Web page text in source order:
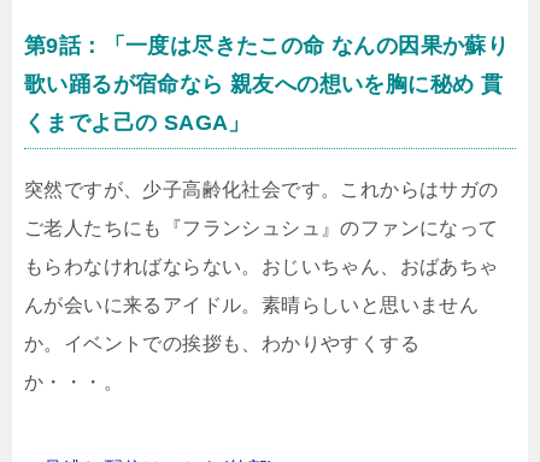
第9話：「一度は尽きたこの命 なんの因果か蘇り
歌い踊るが宿命なら 親友への想いを胸に秘め 貫
くまでよ己の SAGA」
突然ですが、少子高齢化社会です。これからはサガの
ご老人たちにも『フランシュシュ』のファンになって
もらわなければならない。おじいちゃん、おばあちゃ
んが会いに来るアイドル。素晴らしいと思いません
か。イベントでの挨拶も、わかりやすくする
か・・・。